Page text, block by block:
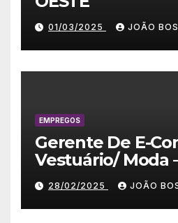
01/03/2025 JOÃO
EMPREGOS
Gerente De E-
Vestuário/ Moda
28/02/2025 JOÃO